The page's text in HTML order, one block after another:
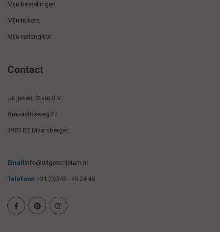
Mijn bestellingen
Mijn tickets
Mijn verlanglijst
Contact
Uitgeverij Stam B.V.
Ambachtsweg 27
3953 BZ Maarsbergen
Email info@uitgeverijstam.nl
Telefoon +31 (0)343 - 45 24 49